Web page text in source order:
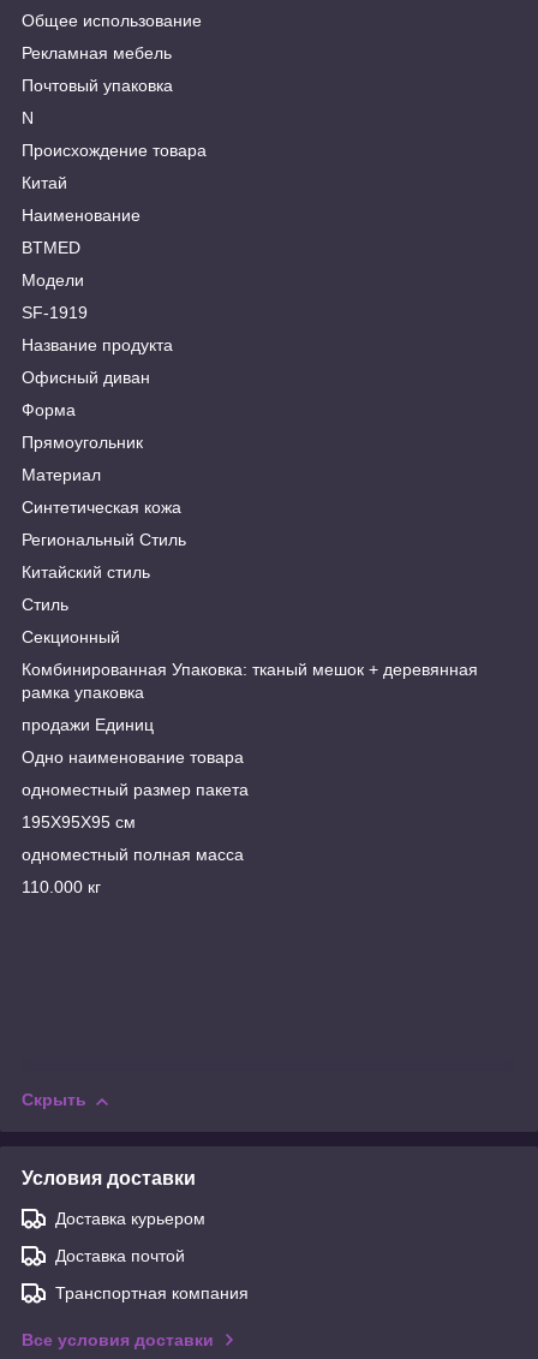
Общее использование
Рекламная мебель
Почтовый упаковка
N
Происхождение товара
Китай
Наименование
BTMED
Модели
SF-1919
Название продукта
Офисный диван
Форма
Прямоугольник
Материал
Синтетическая кожа
Региональный Стиль
Китайский стиль
Стиль
Секционный
Комбинированная Упаковка: тканый мешок + деревянная
рамка упаковка
продажи Единиц
Одно наименование товара
одноместный размер пакета
195X95X95 см
одноместный полная масса
110.000 кг
Скрыть
Условия доставки
Доставка курьером
Доставка почтой
Транспортная компания
Все условия доставки